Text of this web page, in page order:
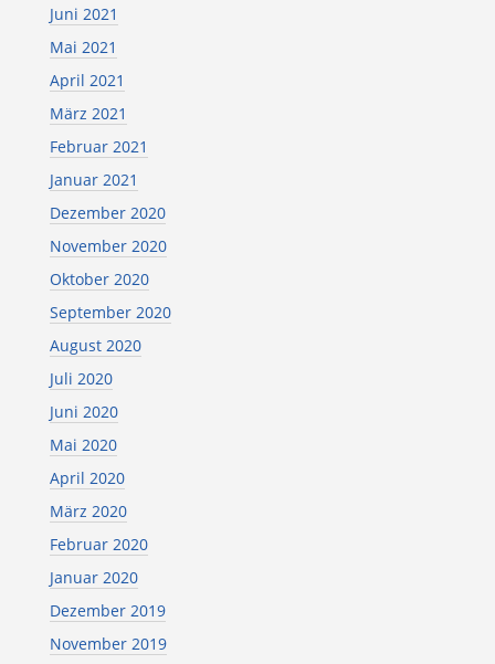
Juni 2021
Mai 2021
April 2021
März 2021
Februar 2021
Januar 2021
Dezember 2020
November 2020
Oktober 2020
September 2020
August 2020
Juli 2020
Juni 2020
Mai 2020
April 2020
März 2020
Februar 2020
Januar 2020
Dezember 2019
November 2019